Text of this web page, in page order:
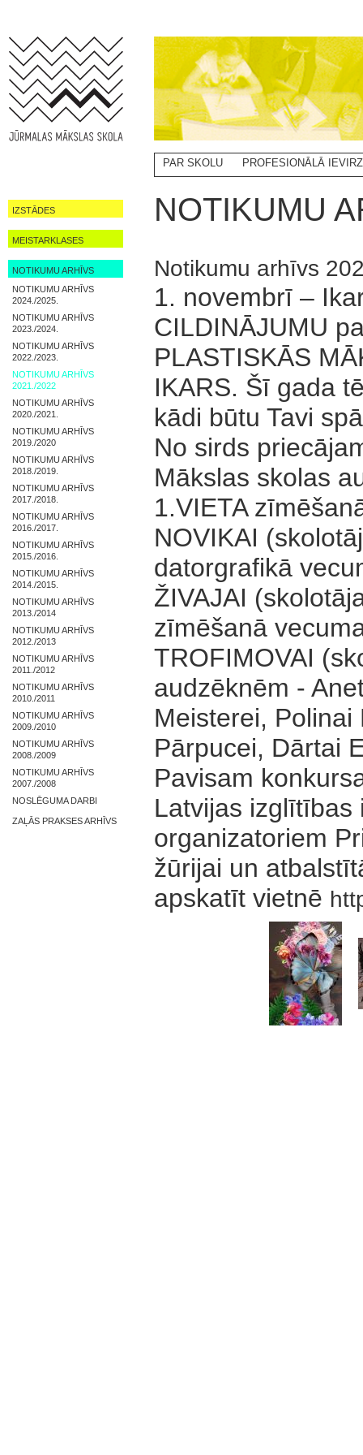
IZSTĀDES
MEISTARKLASES
NOTIKUMU ARHĪVS
NOTIKUMU ARHĪVS
2024./2025.
NOTIKUMU ARHĪVS
2023./2024.
NOTIKUMU ARHĪVS
2022./2023.
NOTIKUMU ARHĪVS
2021./2022
NOTIKUMU ARHĪVS
2020./2021.
NOTIKUMU ARHĪVS
2019./2020
NOTIKUMU ARHĪVS
2018./2019.
NOTIKUMU ARHĪVS
2017./2018.
NOTIKUMU ARHĪVS
2016./2017.
NOTIKUMU ARHĪVS
2015./2016.
NOTIKUMU ARHĪVS
2014./2015.
NOTIKUMU ARHĪVS
2013./2014
NOTIKUMU ARHĪVS
2012./2013
NOTIKUMU ARHĪVS
2011./2012
NOTIKUMU ARHĪVS
2010./2011
NOTIKUMU ARHĪVS
2009./2010
NOTIKUMU ARHĪVS
2008./2009
NOTIKUMU ARHĪVS
2007./2008
NOSLĒGUMA DARBI
ZAĻĀS PRAKSES ARHĪVS
PAR SKOLU
PROFESIONĀLĀ
NOTIKUMU
Notikumu arhīvs
1. novembrī –
CILDINĀJUMU
PLASTISKĀS
IKARS. Šī gada
kādi būtu Tavi
No sirds
Mākslas skolas
1.VIETA
NOVIKAI
datorgrafikā
ŽIVAJAI
zīmēšanā
TROFIMOVAI
audzēknēm -
Meisterei,
Pārpucei, Dārtai
Pavisam
Latvijas izglītības
organizatoriem
žūrijai un
apskatīt vietnē